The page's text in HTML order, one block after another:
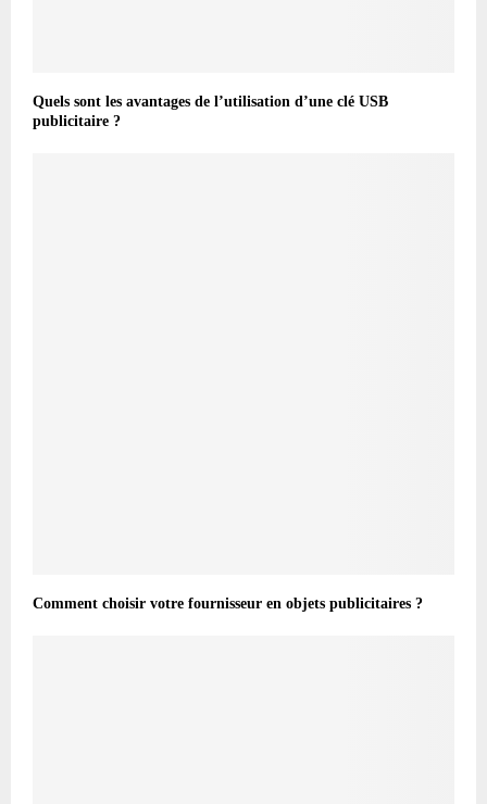
Quels sont les avantages de l’utilisation d’une clé USB
publicitaire ?
Comment choisir votre fournisseur en objets publicitaires ?